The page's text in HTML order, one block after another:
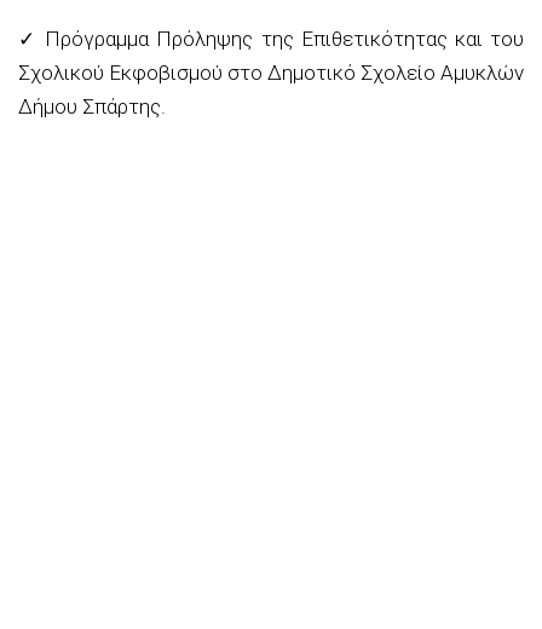
✓ Πρόγραμμα Πρόληψης της Επιθετικότητας και του
Σχολικού Εκφοβισμού στο Δημοτικό Σχολείο Αμυκλών
Δήμου Σπάρτης.